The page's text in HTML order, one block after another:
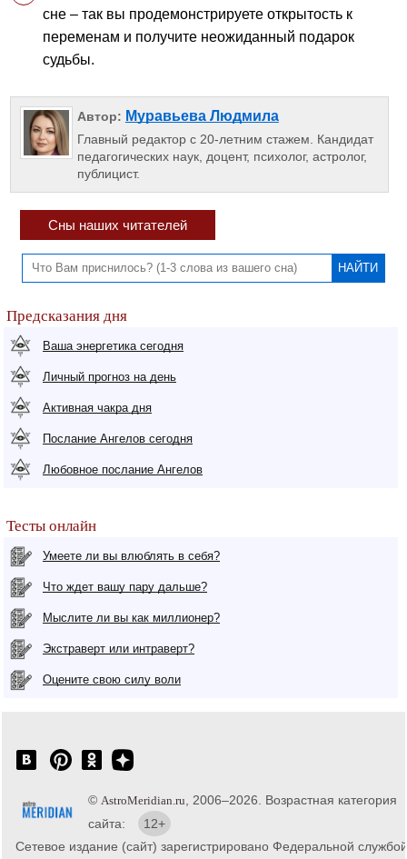
сне – так вы продемонстрируете открытость к
переменам и получите неожиданный подарок
судьбы.
Автор: Муравьева Людмила
Главный редактор с 20-летним стажем. Кандидат
педагогических наук, доцент, психолог, астролог,
публицист.
Сны наших читателей
Предсказания дня
Ваша энергетика сегодня
Личный прогноз на день
Активная чакра дня
Послание Ангелов сегодня
Любовное послание Ангелов
Тесты онлайн
Умеете ли вы влюблять в себя?
Что ждет вашу пару дальше?
Мыслите ли вы как миллионер?
Экстраверт или интраверт?
Оцените свою силу воли
© AstroMeridian.ru , 2006–2026. Возрастная категория
сайта:
12+
Сетевое издание (сайт) зарегистрировано Федеральной службой